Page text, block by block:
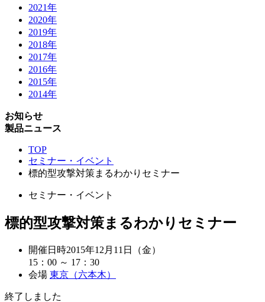
2021年
2020年
2019年
2018年
2017年
2016年
2015年
2014年
お知らせ
製品ニュース
TOP
セミナー・イベント
標的型攻撃対策まるわかりセミナー
セミナー・イベント
標的型攻撃対策まるわかりセミナー
開催日時2015年12月11日（金）
15：00 ～ 17：30
会場 東京（六本木）
終了しました